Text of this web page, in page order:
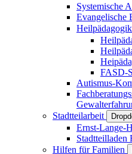
Systemische
Evangelische
Heilpädagogik
FASD-
Autismus-
Stadtteilarbeit
Ernst-Lange-
Stadtteilladen
Hilfen für Familien